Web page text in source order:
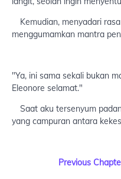
Kemudian, menyadari
menggumamkan mantra
"Ya, ini sama sekali bukan
Eleonore selamat."
Saat aku tersenyum
yang campuran antara
Previous